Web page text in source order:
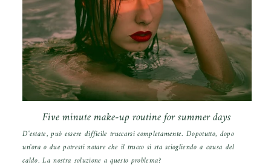
Five minute make-up routine for summer days
D'estate, può essere difficile truccarsi completamente. Dopotutto, dopo
un'ora o due potresti notare che il trucco si sta sciogliendo a causa del
caldo. La nostra soluzione a questo problema?